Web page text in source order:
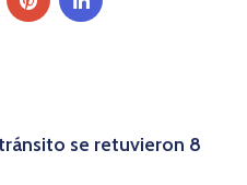
se retuvieron 8